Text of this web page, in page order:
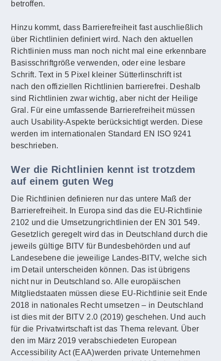
betroffen.
Hinzu kommt, dass Barrierefreiheit fast auschließlich
über Richtlinien definiert wird. Nach den aktuellen
Richtlinien muss man noch nicht mal eine erkennbare
Basisschriftgröße verwenden, oder eine lesbare
Schrift. Text in 5 Pixel kleiner Sütterlinschrift ist
nach den offiziellen Richtlinien barrierefrei. Deshalb
sind Richtlinien zwar wichtig, aber nicht der Heilige
Gral. Für eine umfassende Barrierefreiheit müssen
auch Usability-Aspekte berücksichtigt werden. Diese
werden im internationalen Standard EN ISO 9241
beschrieben.
Wer die Richtlinien kennt ist trotzdem
auf einem guten Weg
Die Richtlinien definieren nur das untere Maß der
Barrierefreiheit. In Europa sind das die EU-Richtlinie
2102 und die Umsetzungrichtlinien der EN 301 549.
Gesetzlich geregelt wird das in Deutschland durch die
jeweils gültige BITV für Bundesbehörden und auf
Landesebene die jeweilige Landes-BITV, welche sich
im Detail unterscheiden können. Das ist übrigens
nicht nur in Deutschland so. Alle europäischen
Mitgliedstaaten müssen diese EU-Richtlinie seit Ende
2018 in nationales Recht umsetzen – in Deutschland
ist dies mit der BITV 2.0 (2019) geschehen. Und auch
für die Privatwirtschaft ist das Thema relevant. Über
den im März 2019 verabschiedeten European
Accessibility Act (EAA)werden private Unternehmen